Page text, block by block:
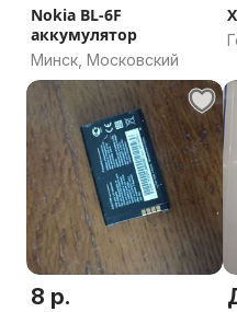
Nokia BL-6F
аккумулятор
Минск, Московский
8 р.